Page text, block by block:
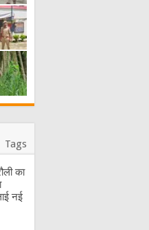
Tags
का
नई